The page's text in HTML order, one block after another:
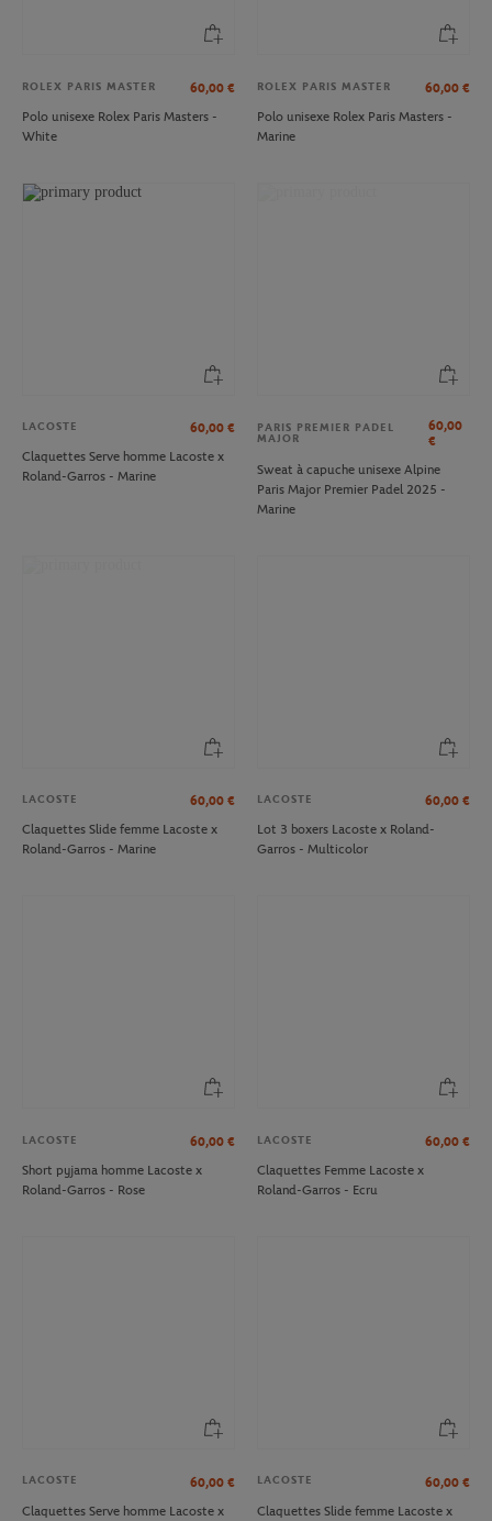
ROLEX PARIS MASTER 60,00 €
Polo unisexe Rolex Paris Masters -
White
ROLEX PARIS MASTER 60,00 €
Polo unisexe Rolex Paris Masters -
Marine
LACOSTE 60,00 €
Claquettes Serve homme Lacoste x
Roland-Garros - Marine
PARIS PREMIER PADEL
MAJOR
60,00
€
Sweat à capuche unisexe Alpine
Paris Major Premier Padel 2025 -
Marine
LACOSTE 60,00 €
Claquettes Slide femme Lacoste x
Roland-Garros - Marine
LACOSTE 60,00 €
Lot 3 boxers Lacoste x Roland-
Garros - Multicolor
LACOSTE 60,00 €
Short pyjama homme Lacoste x
Roland-Garros - Rose
LACOSTE 60,00 €
Claquettes Femme Lacoste x
Roland-Garros - Ecru
LACOSTE 60,00 €
Claquettes Serve homme Lacoste x
LACOSTE 60,00 €
Claquettes Slide femme Lacoste x